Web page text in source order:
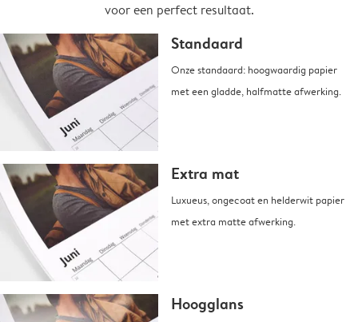
voor een perfect resultaat.
Standaard
Onze standaard: hoogwaardig papier
met een gladde, halfmatte afwerking.
Extra mat
Luxueus, ongecoat en helderwit papier
met extra matte afwerking.
Hoogglans